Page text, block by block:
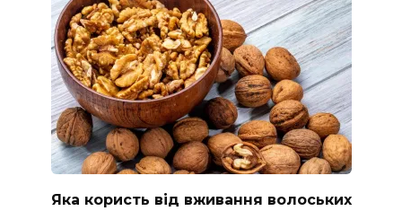
Яка користь від вживання волоських